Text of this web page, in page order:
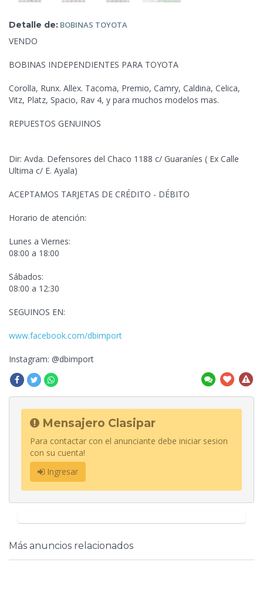
Detalle de: BOBINAS TOYOTA
VENDO
BOBINAS INDEPENDIENTES PARA TOYOTA
Corolla, Runx. Allex. Tacoma, Premio, Camry, Caldina, Celica,
Vitz, Platz, Spacio, Rav 4, y para muchos modelos mas.
REPUESTOS GENUINOS
Dir: Avda. Defensores del Chaco 1188 c/ Guaraníes ( Ex Calle
Ultima c/ E. Ayala)
ACEPTAMOS TARJETAS DE CRÉDITO - DÉBITO
Horario de atención:
Lunes a Viernes:
08:00 a 18:00
Sábados:
08:00 a 12:30
SEGUINOS EN:
www.facebook.com/dbimport
Instagram: @dbimport
Mensajero Clasipar
Para contactar con el anunciante debe iniciar sesion
con su cuenta!
Ingresar
Más anuncios relacionados